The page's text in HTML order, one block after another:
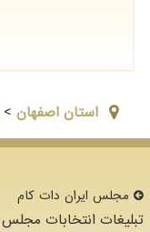
استان اصفهان >
مجلس ایران دات كام
تبلیغات انتخابات مجلس